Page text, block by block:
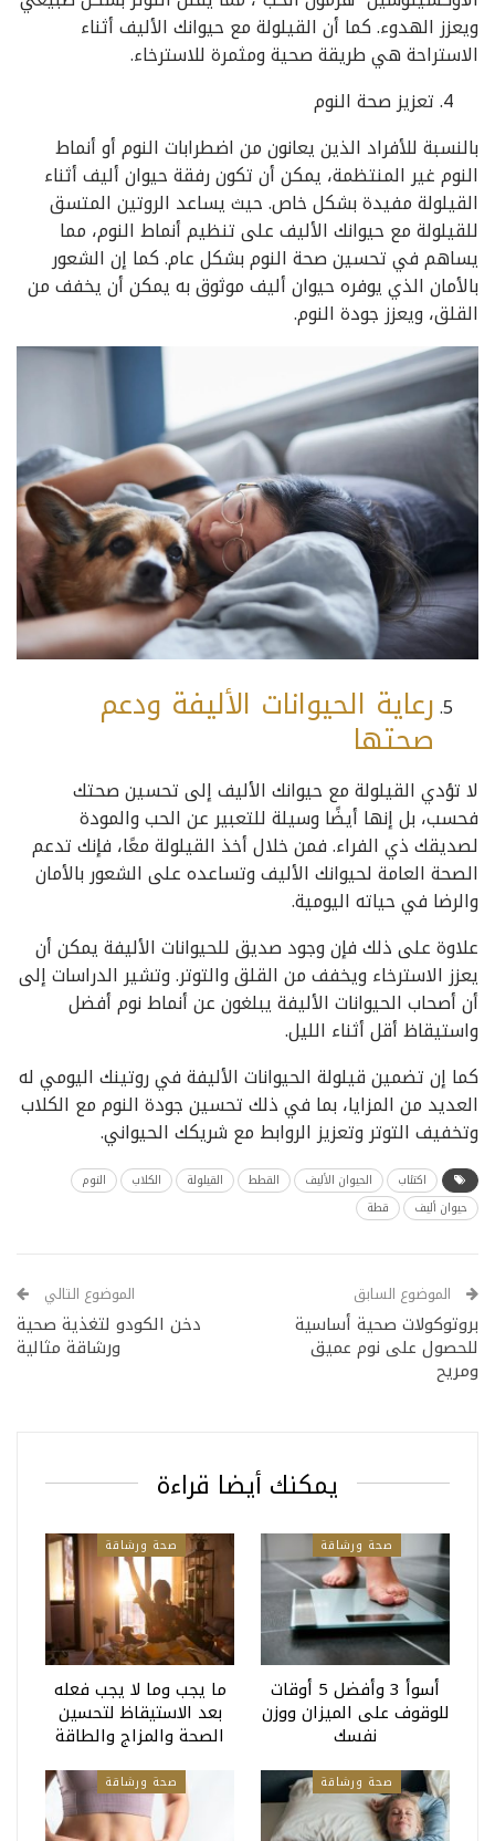
ويعزز الهدوء. كما أن القيلولة مع حيوانك الأليف أثناء
الاستراحة هي طريقة صحية ومثمرة للاسترخاء.
تعزيز صحة النوم
بالنسبة للأفراد الذين يعانون من اضطرابات النوم أو أنماط
النوم غير المنتظمة، يمكن أن تكون رفقة حيوان أليف أثناء
القيلولة مفيدة بشكل خاص. حيث يساعد الروتين المتسق
للقيلولة مع حيوانك الأليف على تنظيم أنماط النوم، مما
يساهم في تحسين صحة النوم بشكل عام. كما إن الشعور
بالأمان الذي يوفره حيوان أليف موثوق به يمكن أن يخفف من
القلق، ويعزز جودة النوم.
رعاية الحيوانات الأليفة ودعم
صحتها
لا تؤدي القيلولة مع حيوانك الأليف إلى تحسين صحتك
فحسب، بل إنها أيضًا وسيلة للتعبير عن الحب والمودة
لصديقك ذي الفراء. فمن خلال أخذ القيلولة معًا، فإنك تدعم
الصحة العامة لحيوانك الأليف وتساعده على الشعور بالأمان
والرضا في حياته اليومية.
علاوة على ذلك فإن وجود صديق للحيوانات الأليفة يمكن أن
يعزز الاسترخاء ويخفف من القلق والتوتر. وتشير الدراسات إلى
أن أصحاب الحيوانات الأليفة يبلغون عن أنماط نوم أفضل
واستيقاظ أقل أثناء الليل.
كما إن تضمين قيلولة الحيوانات الأليفة في روتينك اليومي له
العديد من المزايا، بما في ذلك تحسين جودة النوم مع الكلاب
وتخفيف التوتر وتعزيز الروابط مع شريكك الحيواني.
اكتئاب الحيوان الأليف القطط القيلولة الكلاب
النوم
حيوان أليف
قطة
الموضوع السابق
بروتوكولات صحية أساسية
للحصول على نوم عميق
ومريح
الموضوع التالي
دخن الكودو لتغذية صحية
ورشاقة مثالية
يمكنك أيضا قراءة
صحة ورشاقة
أسوأ 3 وأفضل 5 أوقات
للوقوف على الميزان ووزن
نفسك
صحة ورشاقة
ما يجب وما لا يجب فعله
بعد الاستيقاظ لتحسين
الصحة والمزاج والطاقة
صحة ورشاقة صحة ورشاقة